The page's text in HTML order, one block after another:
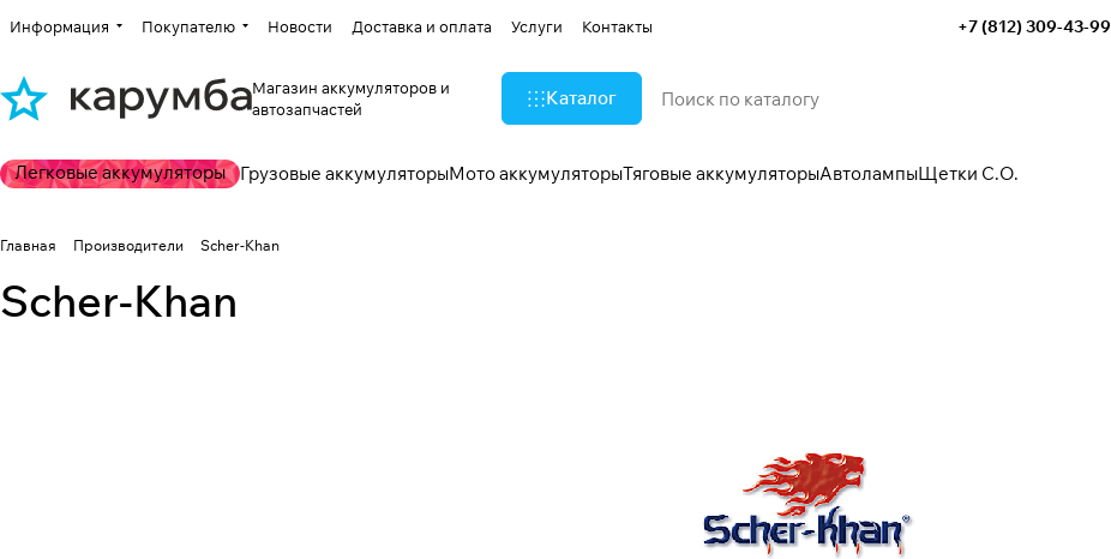
Информация Покупателю Новости Доставка и оплата Услуги Контакты +7 (812) 309-43-99
Магазин аккумуляторов и
автозапчастей
Каталог
Легковые аккумуляторы Грузовые аккумуляторыМото аккумуляторыТяговые аккумуляторыАвтолампыЩетки С.О.
Главная Производители Scher-Khan
Scher-Khan